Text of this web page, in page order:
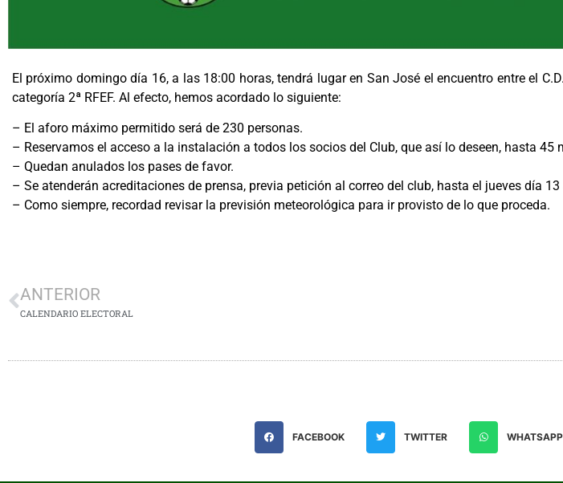
El próximo domingo día 16, a las 18:00 horas, tendrá lugar en San José el encuentro entre el
categoría 2ª RFEF. Al efecto, hemos acordado lo siguiente:
– El aforo máximo permitido será de 230 personas.
– Reservamos el acceso a la instalación a todos los socios del Club, que así lo deseen, hasta
– Quedan anulados los pases de favor.
– Se atenderán acreditaciones de prensa, previa petición al correo del club, hasta el jueves día
– Como siempre, recordad revisar la previsión meteorológica para ir provisto de lo que proceda.
ANTERIOR
CALENDARIO ELECTORAL
FACEBOOK TWITTER WHATSAPP